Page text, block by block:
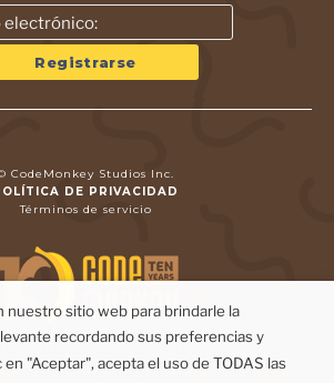
CodeMonkey Studios Inc.
DE PRIVACIDAD
Términos de servicio
nuestro sitio web para brindarle la
recordando sus preferencias y
"Aceptar", acepta el uso de TODAS las